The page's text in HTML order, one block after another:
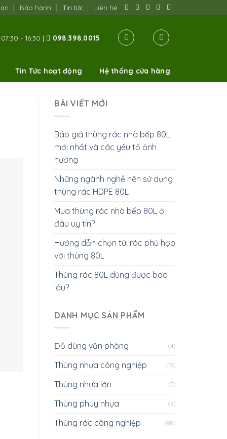
Bảo hành Tin tức Liên hệ
- 16:30 | 098.398.0015
Tin Tức hoạt động Hệ thống cửa hàng
BÀI VIẾT MỚI
Báo giá thùng rác nhà bếp 80L
mới nhất và các yếu tố ảnh
hưởng
Những ngành nghề nên sử dụng
thùng rác HDPE 80L
Mua thùng rác nhà bếp 80L ở
đâu uy tín?
Hướng dẫn chọn túi rác phù hợp
với thùng 80L
Thùng rác 80L dùng được bao
lâu?
DANH MỤC SẢN PHẨM
Đồ dùng văn phòng (4)
Thùng nhựa công nghiệp (15)
Thùng nhựa lớn (3)
Thùng phuy nhựa (6)
Thùng rác công nghiệp (88)